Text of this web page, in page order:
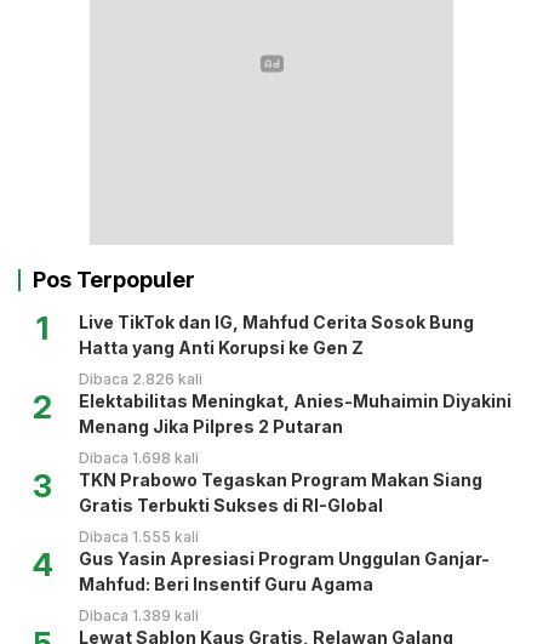
Pos Terpopuler
1
Live TikTok dan IG, Mahfud Cerita Sosok Bung
Hatta yang Anti Korupsi ke Gen Z
Dibaca 2.826 kali
2
Elektabilitas Meningkat, Anies-Muhaimin Diyakini
Menang Jika Pilpres 2 Putaran
Dibaca 1.698 kali
3
TKN Prabowo Tegaskan Program Makan Siang
Gratis Terbukti Sukses di RI-Global
Dibaca 1.555 kali
4
Gus Yasin Apresiasi Program Unggulan Ganjar-
Mahfud: Beri Insentif Guru Agama
Dibaca 1.389 kali
Lewat Sablon Kaus Gratis, Relawan Galang